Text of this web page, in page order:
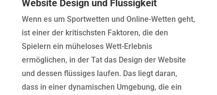
Website Design und Flüssigkeit
Wenn es um Sportwetten und Online-Wetten geht,
ist einer der kritischsten Faktoren, die den
Spielern ein müheloses Wett-Erlebnis
ermöglichen, in der Tat das Design der Website
und dessen flüssiges laufen. Das liegt daran,
dass in einer dynamischen Umgebung, die ein